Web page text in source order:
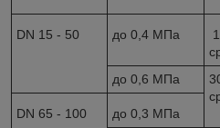
DN 15 - 50 до 0,4 МПа
до 0,6 МПа
DN 65 - 100
до 0,3 МПа